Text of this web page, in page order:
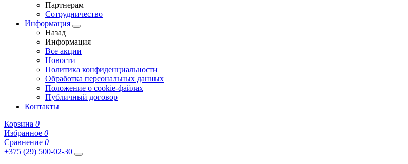
Партнерам
Сотрудничество
Информация
Назад
Информация
Все акции
Новости
Политика конфиденциальности
Обработка персональных данных
Положение о cookie-файлах
Публичный договор
Контакты
Корзина 0
Избранное 0
Сравнение 0
+375 (29) 500-02-30